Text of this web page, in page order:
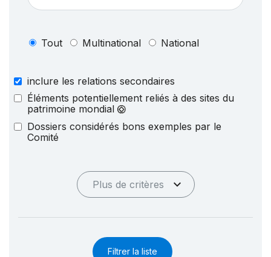
Tout Multinational National
inclure les relations secondaires
Éléments potentiellement reliés à des sites du
patrimoine mondial
Dossiers considérés bons exemples par le
Comité
Plus de critères
Filtrer la liste